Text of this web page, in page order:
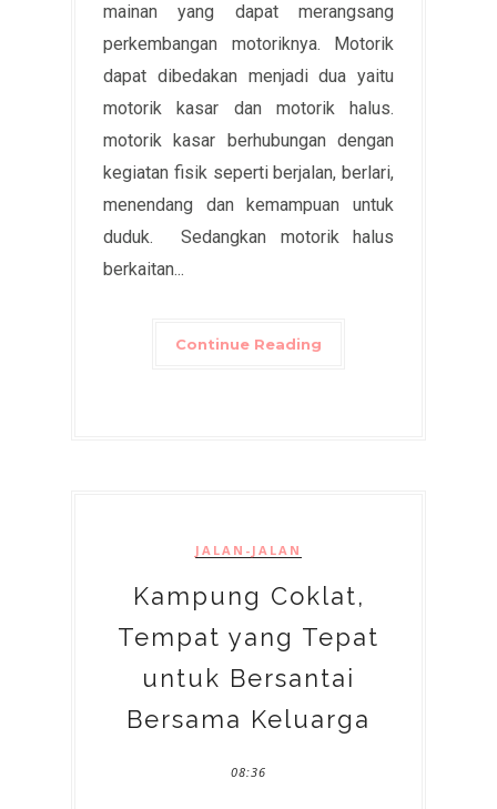
mainan yang dapat merangsang
perkembangan motoriknya. Motorik
dapat dibedakan menjadi dua yaitu
motorik kasar dan motorik halus.
motorik kasar berhubungan dengan
kegiatan fisik seperti berjalan, berlari,
menendang dan kemampuan untuk
duduk. Sedangkan motorik halus
berkaitan...
Continue Reading
JALAN-JALAN
Kampung Coklat,
Tempat yang Tepat
untuk Bersantai
Bersama Keluarga
08:36